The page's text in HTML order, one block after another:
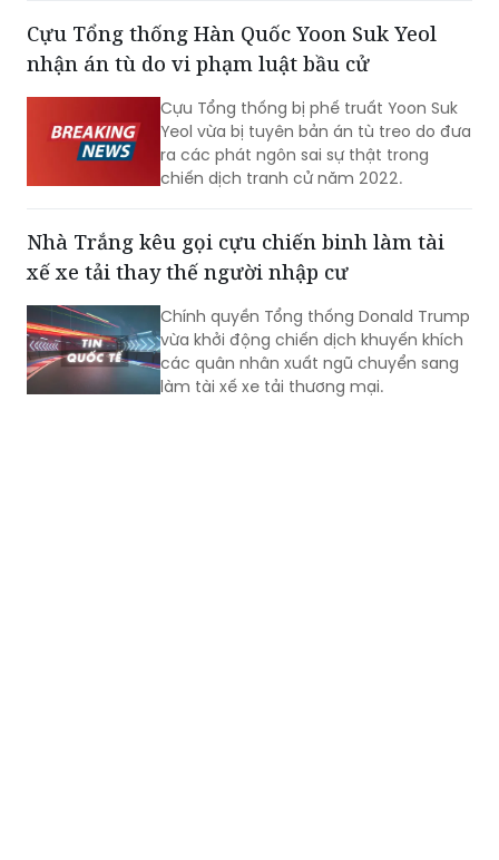
Cựu Tổng thống Hàn Quốc Yoon Suk Yeol
nhận án tù do vi phạm luật bầu cử
Cựu Tổng thống bị phế truất Yoon Suk
Yeol vừa bị tuyên bản án tù treo do đưa
ra các phát ngôn sai sự thật trong
chiến dịch tranh cử năm 2022.
Nhà Trắng kêu gọi cựu chiến binh làm tài
xế xe tải thay thế người nhập cư
Chính quyền Tổng thống Donald Trump
vừa khởi động chiến dịch khuyến khích
các quân nhân xuất ngũ chuyển sang
làm tài xế xe tải thương mại.